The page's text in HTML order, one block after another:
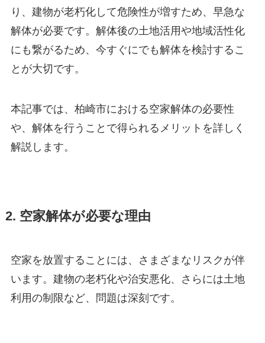
り、建物が老朽化して危険性が増すため、早急な
解体が必要です。解体後の土地活用や地域活性化
にも繋がるため、今すぐにでも解体を検討するこ
とが大切です。
本記事では、柏崎市における空家解体の必要性
や、解体を行うことで得られるメリットを詳しく
解説します。
2. 空家解体が必要な理由
空家を放置することには、さまざまなリスクが伴
います。建物の老朽化や治安悪化、さらには土地
利用の制限など、問題は深刻です。